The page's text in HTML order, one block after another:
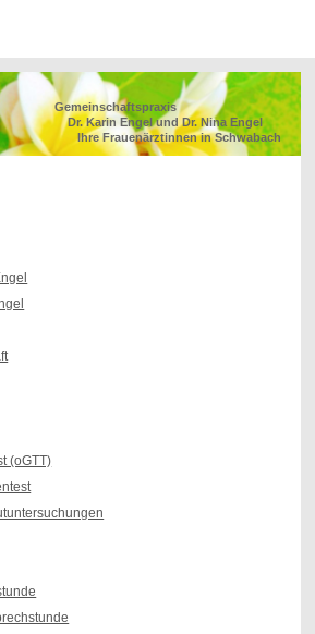
Gemeinschaftspraxis
Dr. Karin Engel und Dr. Nina Engel
Ihre Frauenärztinnen in Schwabach
(oGTT)